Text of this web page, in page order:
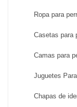
Ropa para
Casetas para
Camas para
Juguetes
Chapas de